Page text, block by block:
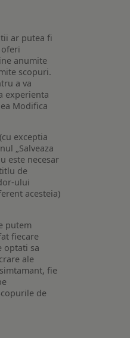
ar putea fi
anumite
scopuri.
a va
experienta
Modifica
exceptia
„Salveaza
este necesar
de
ului
acesteia)
putem
fiecare
optati sa
ale
fie
de